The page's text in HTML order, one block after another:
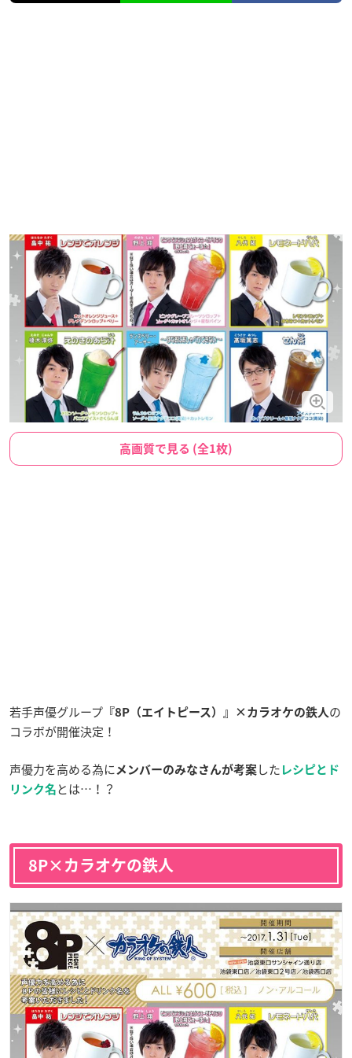
高画質で見る (全1枚)
若手声優グループ 『8P（エイトピース）』×カラオケの鉄人 の
コラボが開催決定！
声優力を高める為に メンバーのみなさんが考案 した レシピとド
リンク名 とは…！？
8P×カラオケの鉄人